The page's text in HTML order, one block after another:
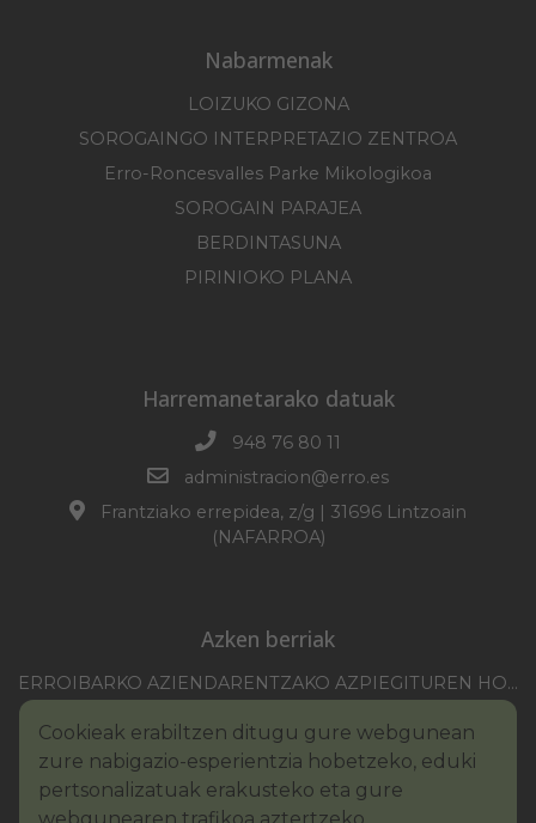
Nabarmenak
LOIZUKO GIZONA
SOROGAINGO INTERPRETAZIO ZENTROA
Erro-Roncesvalles Parke Mikologikoa
SOROGAIN PARAJEA
BERDINTASUNA
PIRINIOKO PLANA
Harremanetarako datuak
948 76 80 11
administracion@erro.es
Frantziako errepidea, z/g | 31696 Lintzoain
(NAFARROA)
Azken berriak
ERROIBARKO AZIENDARENTZAKO AZPIEGITUREN HOBEKUNTZA 2025-2026 KANPAINA
Cookieak erabiltzen ditugu gure webgunean
zure nabigazio-esperientzia hobetzeko, eduki
pertsonalizatuak erakusteko eta gure